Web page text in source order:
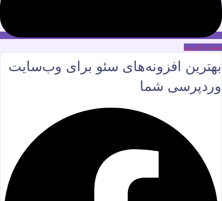
حساب کاربری
بهترین افزونه‌های سئو برای وب‌سایت
وردپرسی شما